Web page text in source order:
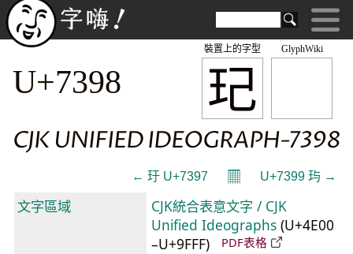
GlyphWiki
玘
裝置上的字型
U+7398
CJK UNIFIED IDEOGRAPH-7398
← 玗 U+7397 𝄜 U+7399 玙 →
文字區域
CJK統合表意文字 / CJK
Unified Ideographs (U+4E00
–U+9FFF)
PDF表格